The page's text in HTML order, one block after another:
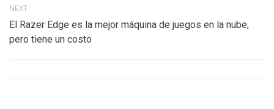
NEXT
El Razer Edge es la mejor máquina de juegos en la nube,
pero tiene un costo